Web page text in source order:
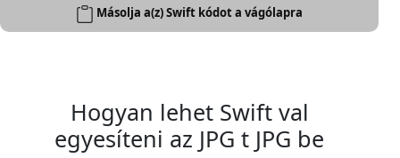
Másolja a(z) Swift kódot a vágólapra
Hogyan lehet Swift val
egyesíteni az JPG t JPG be